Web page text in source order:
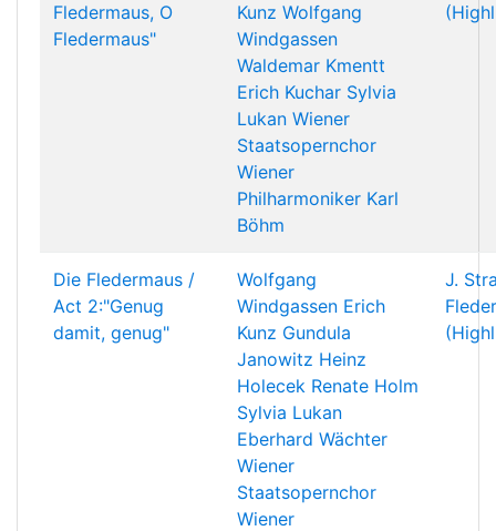
Fledermaus, O
Fledermaus"
Kunz Wolfgang
Windgassen
Waldemar Kmentt
Erich Kuchar Sylvia
Lukan Wiener
Staatsopernchor
Wiener
Philharmoniker Karl
Böhm
Die Fledermaus /
Act 2:"Genug
damit, genug"
Wolfgang
Windgassen Erich
Kunz Gundula
Janowitz Heinz
Holecek Renate Holm
Sylvia Lukan
Eberhard Wächter
Wiener
Staatsopernchor
Wiener
J.